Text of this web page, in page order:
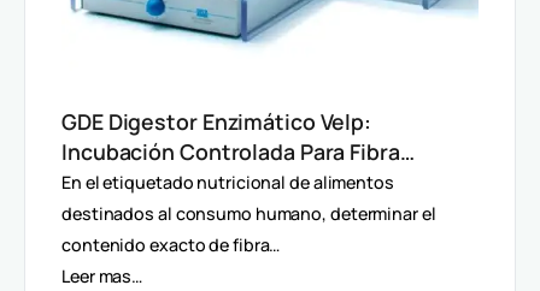
GDE Digestor Enzimático Velp:
Incubación Controlada Para Fibra
Dietética (AOAC)
En el etiquetado nutricional de alimentos
destinados al consumo humano, determinar el
contenido exacto de fibra…
Leer mas…